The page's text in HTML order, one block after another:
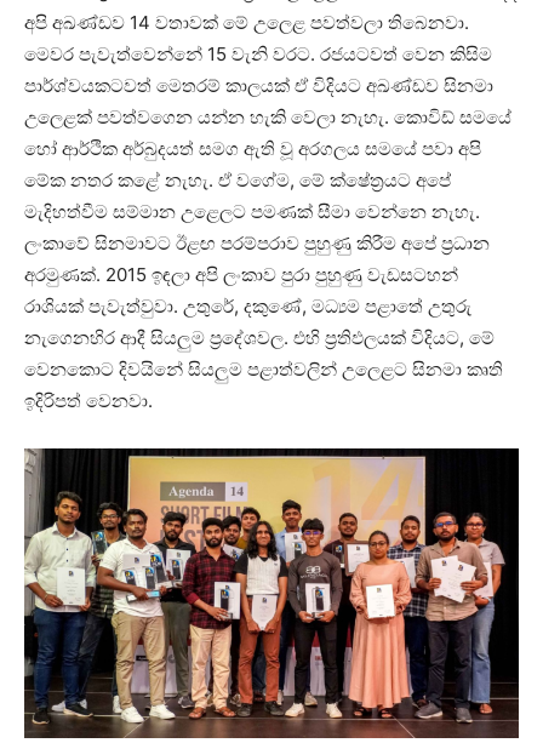
අපි අඛණ්ඩව 14 වතාවක් මේ උලෙළ පවත්වලා තිබෙනවා.
මෙවර පැවැත්වෙන්නේ 15 වැනි වරට. රජයටවත් වෙන කිසිම
පාර්ශ්වයකටවත් මෙතරම් කාලයක් ඒ විදියට අඛණ්ඩව සිනමා
උලෙළක් පවත්වගෙන යන්න හැකි වෙලා නැහැ. කොවිඩ් සමයේ
හෝ ආර්ථික අර්බුදයත් සමග ඇති වූ අරගලය සමයේ පවා අපි
මේක නතර කළේ නැහැ. ඒ වගේම, මේ ක්ෂේත්‍රයට අපේ
මැදිහත්වීම සම්මාන උළෙලට පමණක් සීමා වෙන්නෙ නැහැ.
ලංකාවේ සිනමාවට ඊළඟ පරම්පරාව පුහුණු කිරීම අපේ ප්‍රධාන
අරමුණක්. 2015 ඉඳලා අපි ලංකාව පුරා පුහුණු වැඩසටහන්
රාශියක් පැවැත්වුවා. උතුරේ, දකුණේ, මධ්‍යම පළාතේ උතුරු
නැගෙනහිර ආදී සියලුම ප්‍රදේශවල. එහි ප්‍රතිඵලයක් විදියට, මේ
වෙනකොට දිවයිනේ සියලුම පළාත්වලින් උලෙළට සිනමා කෘති
ඉදිරිපත් වෙනවා.